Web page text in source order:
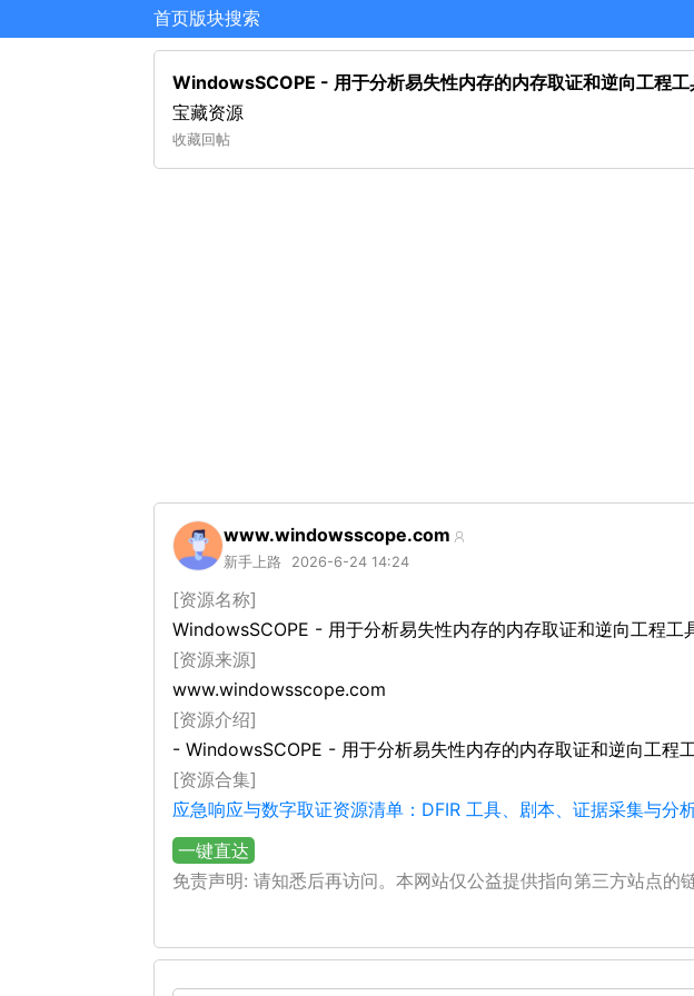
首页版块搜索
WindowsSCOPE - 用于分析易失性内存的内存取证和逆向工程
宝藏资源
收藏回帖
www.windowsscope.com
新手上路 2026-6-24 14:24
[资源名称]
WindowsSCOPE - 用于分析易失性内存的内存取证和逆向工程
[资源来源]
www.windowsscope.com
[资源介绍]
- WindowsSCOPE - 用于分析易失性内存的内存取证和逆向工程
[资源合集]
应急响应与数字取证资源清单：DFIR 工具、剧本、证据采集与分
一键直达
免责声明: 请知悉后再访问。本网站仅公益提供指向第三方站点的